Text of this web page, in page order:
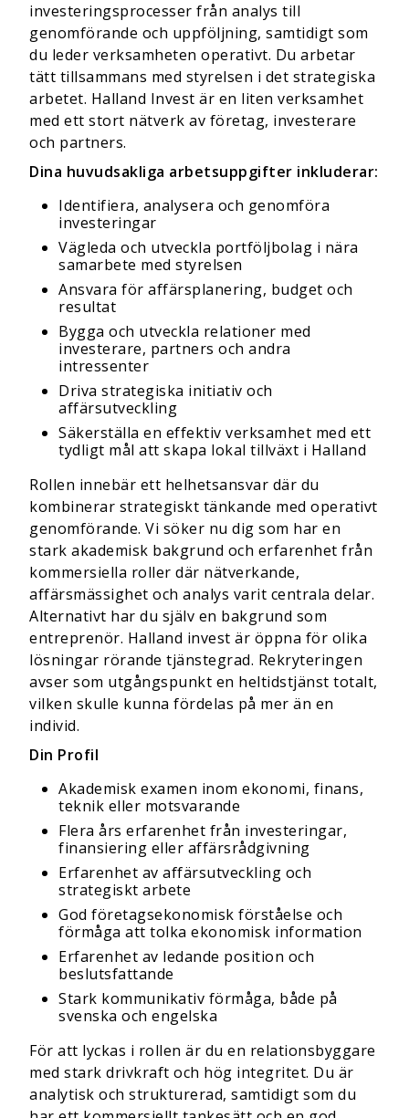
investeringsprocesser från analys till
genomförande och uppföljning, samtidigt som
du leder verksamheten operativt. Du arbetar
tätt tillsammans med styrelsen i det strategiska
arbetet. Halland Invest är en liten verksamhet
med ett stort nätverk av företag, investerare
och partners.
Dina huvudsakliga arbetsuppgifter inkluderar:
Identifiera, analysera och genomföra
investeringar
Vägleda och utveckla portföljbolag i nära
samarbete med styrelsen
Ansvara för affärsplanering, budget och
resultat
Bygga och utveckla relationer med
investerare, partners och andra
intressenter
Driva strategiska initiativ och
affärsutveckling
Säkerställa en effektiv verksamhet med ett
tydligt mål att skapa lokal tillväxt i Halland
Rollen innebär ett helhetsansvar där du
kombinerar strategiskt tänkande med operativt
genomförande. Vi söker nu dig som har en
stark akademisk bakgrund och erfarenhet från
kommersiella roller där nätverkande,
affärsmässighet och analys varit centrala delar.
Alternativt har du själv en bakgrund som
entreprenör. Halland invest är öppna för olika
lösningar rörande tjänstegrad. Rekryteringen
avser som utgångspunkt en heltidstjänst totalt,
vilken skulle kunna fördelas på mer än en
individ.
Din Profil
Akademisk examen inom ekonomi, finans,
teknik eller motsvarande
Flera års erfarenhet från investeringar,
finansiering eller affärsrådgivning
Erfarenhet av affärsutveckling och
strategiskt arbete
God företagsekonomisk förståelse och
förmåga att tolka ekonomisk information
Erfarenhet av ledande position och
beslutsfattande
Stark kommunikativ förmåga, både på
svenska och engelska
För att lyckas i rollen är du en relationsbyggare
med stark drivkraft och hög integritet. Du är
analytisk och strukturerad, samtidigt som du